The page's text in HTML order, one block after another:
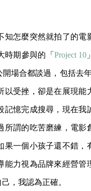
知怎麼突然就拍了的電
時期參與的「 Project 10
場合都談過，包括去
受挫，卻是在展現能
憶完成搜尋，現在我
謂的吃苦磨練，電影
一個小孩子還不錯，
力視為品牌來經營管
，我認為正確。